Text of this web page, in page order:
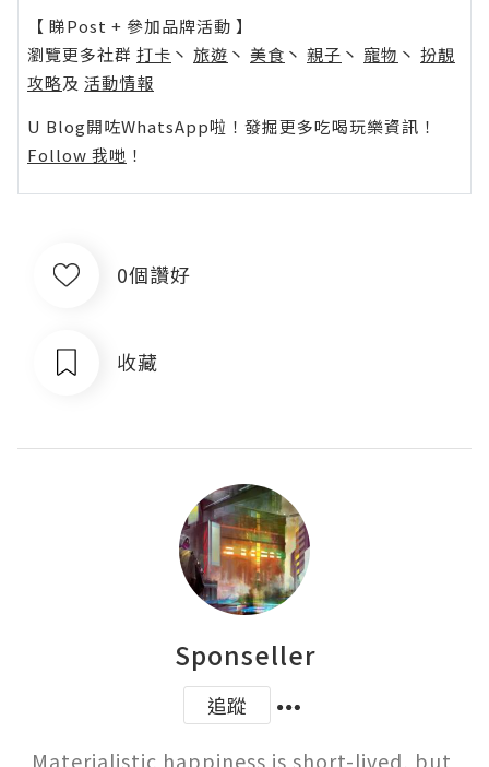
【 睇Post + 參加品牌活動 】
瀏覽更多社群 打卡 丶 旅遊 丶 美食 丶 親子 丶 寵物 丶 扮靚
攻略及 活動情報
U Blog開咗WhatsApp啦！發掘更多吃喝玩樂資訊！
Follow 我哋 ！
0個讚好
收藏
Sponseller
追蹤
Materialistic happiness is short-lived, but